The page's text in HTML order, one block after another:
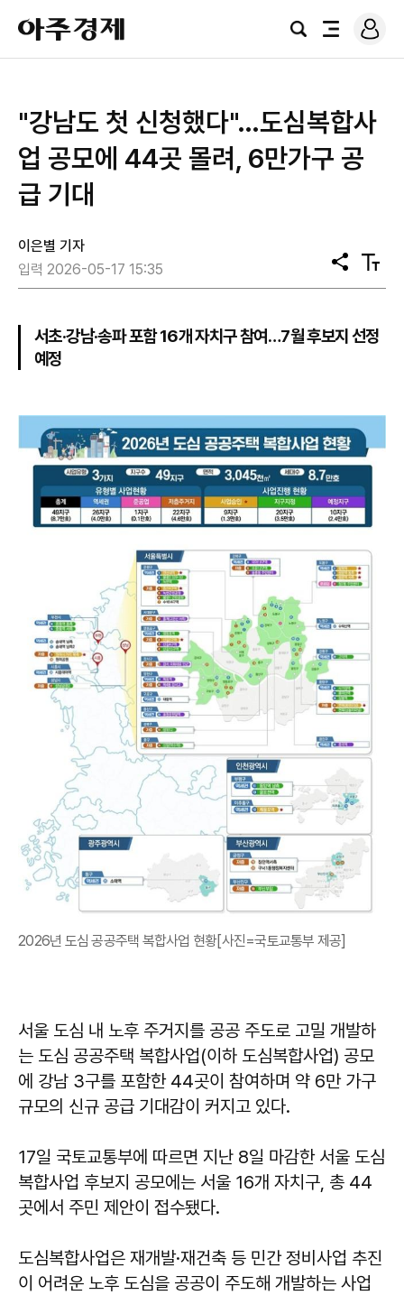
아
주
경
검
전
로
그
"강남도 첫 신청했다"…도심복합사
업 공모에 44곳 몰려, 6만가구 공
급 기대
이은별 기자
입력 2026-05-17 15:35
공
유
텍
스
기
서초·강남·송파 포함 16개 자치구 참여…7월 후보지 선정
예정
2026년 도심 공공주택 복합사업 현황[사진=국토교통부 제공]
서울 도심 내 노후 주거지를 공공 주도로 고밀 개발하
는 도심 공공주택 복합사업(이하 도심복합사업) 공모
에 강남 3구를 포함한 44곳이 참여하며 약 6만 가구
규모의 신규 공급 기대감이 커지고 있다.
17일 국토교통부에 따르면 지난 8일 마감한 서울 도심
복합사업 후보지 공모에는 서울 16개 자치구, 총 44
곳에서 주민 제안이 접수됐다.
도심복합사업은 재개발·재건축 등 민간 정비사업 추진
이 어려운 노후 도심을 공공이 주도해 개발하는 사업